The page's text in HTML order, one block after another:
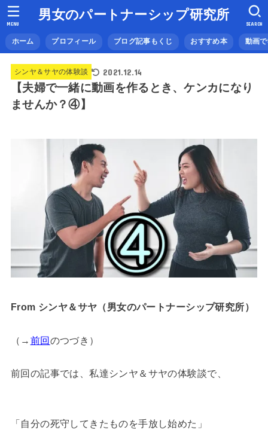
男女のパートナーシップ研究所
ホーム プロフィール ブログ記事もくじ おすすめ本 動画
SEARCH
MENU
シンヤ＆サヤの体験談 2021.12.14
【夫婦で一緒に動画を作るとき、ケンカになり
ませんか？④】
From シンヤ＆サヤ（男女のパートナーシップ研究所）
（→ 前回のつづき）
前回の記事では、私達シンヤ＆サヤの体験談で、
「自分の死守してきたものを手放し始めた」